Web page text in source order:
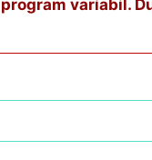
variabil.